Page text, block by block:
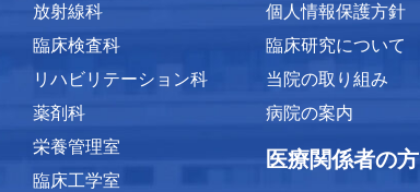
放射線科
臨床検査科
リハビリテーション科
薬剤科
栄養管理室
臨床工学室
個人情報保護方針
臨床研究について
当院の取り組み
病院の案内
医療関係者の方